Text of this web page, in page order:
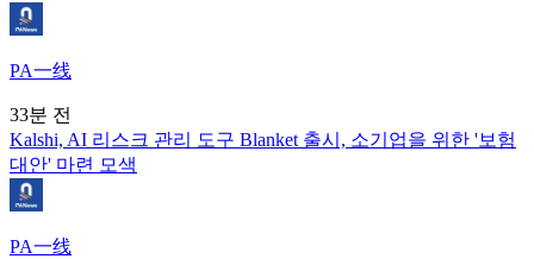
PA一线
33분 전
Kalshi, AI 리스크 관리 도구 Blanket 출시, 소기업을 위한 '보험
대안' 마련 모색
PA一线